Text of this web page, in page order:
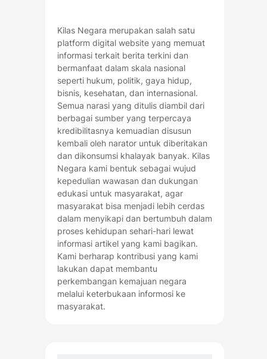
Kilas Negara merupakan salah satu
platform digital website yang memuat
informasi terkait berita terkini dan
bermanfaat dalam skala nasional
seperti hukum, politik, gaya hidup,
bisnis, kesehatan, dan internasional.
Semua narasi yang ditulis diambil dari
berbagai sumber yang terpercaya
kredibilitasnya kemuadian disusun
kembali oleh narator untuk diberitakan
dan dikonsumsi khalayak banyak. Kilas
Negara kami bentuk sebagai wujud
kepedulian wawasan dan dukungan
edukasi untuk masyarakat, agar
masyarakat bisa menjadi lebih cerdas
dalam menyikapi dan bertumbuh dalam
proses kehidupan sehari-hari lewat
informasi artikel yang kami bagikan.
Kami berharap kontribusi yang kami
lakukan dapat membantu
perkembangan kemajuan negara
melalui keterbukaan informosi ke
masyarakat.